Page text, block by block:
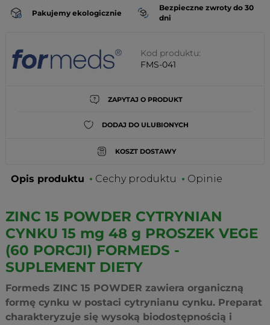
Pakujemy ekologicznie
Bezpieczne zwroty do 30
dni
Kod produktu:
FMS-041
ZAPYTAJ O PRODUKT
DODAJ DO ULUBIONYCH
KOSZT DOSTAWY
Opis produktu Cechy produktu Opinie
ZINC 15 POWDER CYTRYNIAN
CYNKU 15 mg 48 g PROSZEK VEGE
(60 PORCJI) FORMEDS -
SUPLEMENT DIETY
Formeds ZINC 15 POWDER zawiera organiczną
formę cynku w postaci cytrynianu cynku. Preparat
charakteryzuje się wysoką biodostępnością i